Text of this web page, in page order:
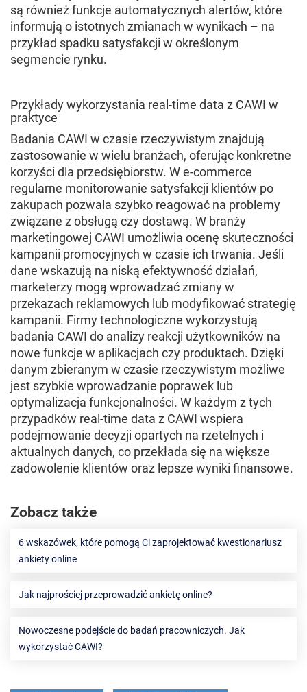
są również funkcje automatycznych alertów, które
informują o istotnych zmianach w wynikach – na
przykład spadku satysfakcji w określonym
segmencie rynku.
Przykłady wykorzystania real-time data z CAWI w
praktyce
Badania CAWI w czasie rzeczywistym znajdują
zastosowanie w wielu branżach, oferując konkretne
korzyści dla przedsiębiorstw. W e-commerce
regularne monitorowanie satysfakcji klientów po
zakupach pozwala szybko reagować na problemy
związane z obsługą czy dostawą. W branży
marketingowej CAWI umożliwia ocenę skuteczności
kampanii promocyjnych w czasie ich trwania. Jeśli
dane wskazują na niską efektywność działań,
marketerzy mogą wprowadzać zmiany w
przekazach reklamowych lub modyfikować strategię
kampanii. Firmy technologiczne wykorzystują
badania CAWI do analizy reakcji użytkowników na
nowe funkcje w aplikacjach czy produktach. Dzięki
danym zbieranym w czasie rzeczywistym możliwe
jest szybkie wprowadzanie poprawek lub
optymalizacja funkcjonalności. W każdym z tych
przypadków real-time data z CAWI wspiera
podejmowanie decyzji opartych na rzetelnych i
aktualnych danych, co przekłada się na większe
zadowolenie klientów oraz lepsze wyniki finansowe.
Zobacz także
6 wskazówek, które pomogą Ci zaprojektować kwestionariusz
ankiety online
Jak najprościej przeprowadzić ankietę online?
Nowoczesne podejście do badań pracowniczych. Jak
wykorzystać CAWI?